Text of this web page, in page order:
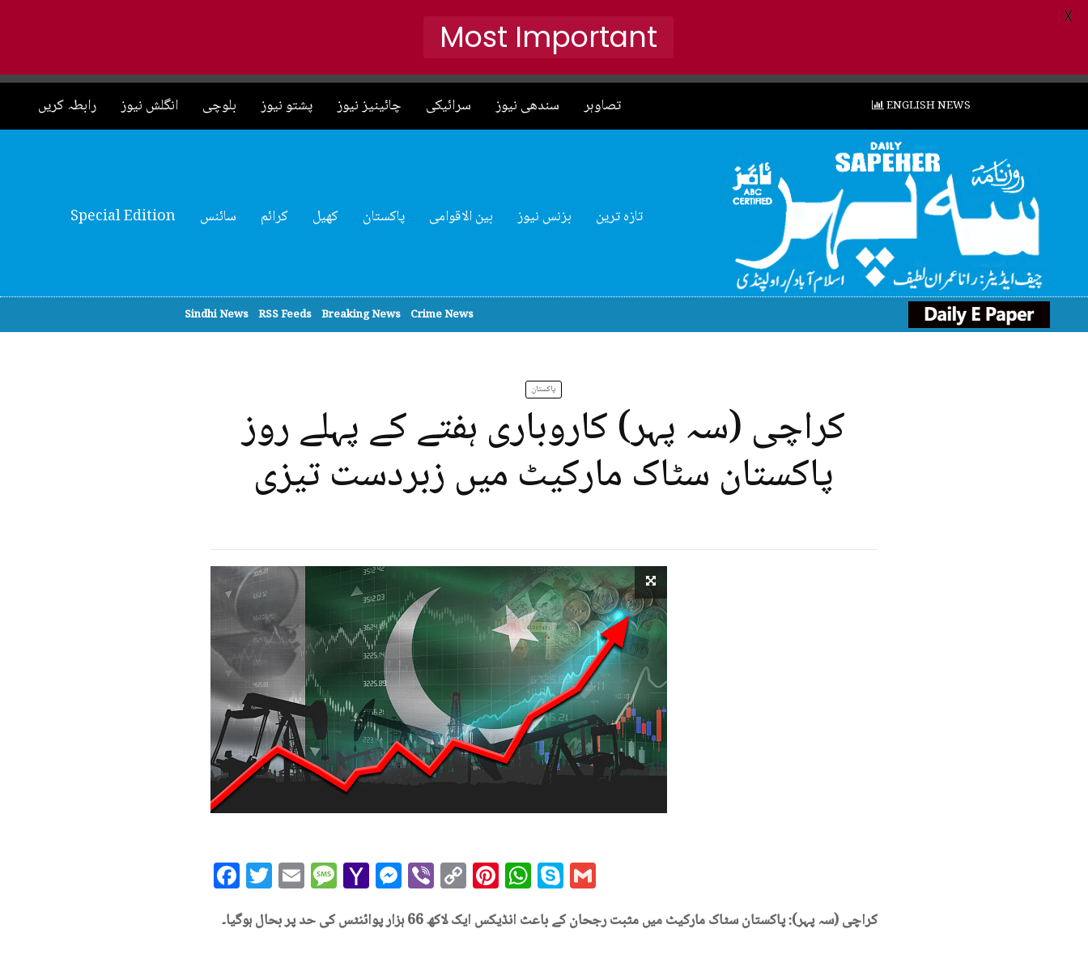
رابطہ کریں انگلش نیوز بلوچی پشتو نیوز چائینیز نیوز سرائیکی سندھی نیوز تصاوہر ENGLISH NEWS
Special Edition سائنس کرائم کھیل پاکستان بین الاقوامی بزنس نیوز تازہ ترین
Sindhi News RSS Feeds Breaking News Crime News
پاکستان
کراچی (سہ پہر) کاروباری ہفتے کے پہلے روز
پاکستان سٹاک مارکیٹ میں زبردست تیزی
Facebook
Twitter
EmailMessage
Yahoo
Mail
Messenger
ViberCopy
Link
Pinterest
WhatsApp
Skype
کراچی (سہ پہر): پاکستان سٹاک مارکیٹ میں مثبت رجحان کے باعث انڈیکس ایک لاکھ 66 ہزار پوائنٹس کی حد پر بحال ہوگیا۔
Most Important
X